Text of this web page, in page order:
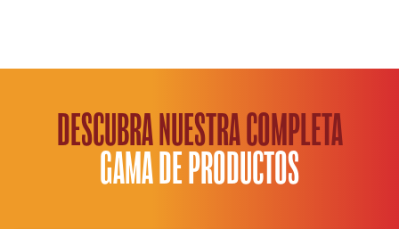
DESCUBRA NUESTRA COMPLETA
GAMA DE PRODUCTOS